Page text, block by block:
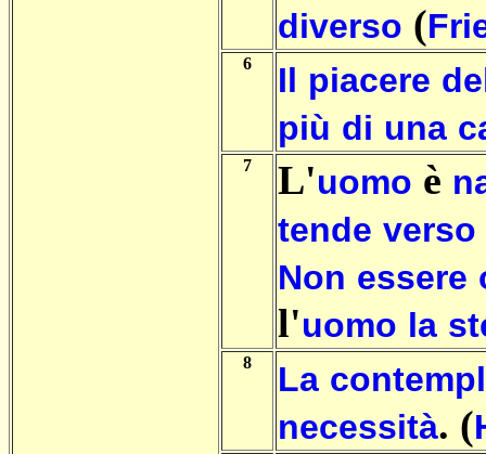
diverso (
6 Il piacere
più di una
7 L'uomo è
tende verso
Non essere
l'uomo la
8 La
necessità. (